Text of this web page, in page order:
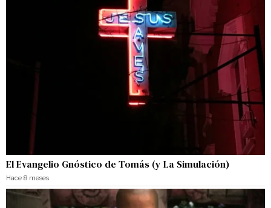
El Evangelio Gnóstico de Tomás (y La Simulación)
Hace 8 meses